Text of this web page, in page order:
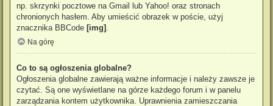
np. skrzynki pocztowe na Gmail lub Yahoo! oraz stronach
chronionych hasłem. Aby umieścić obrazek w poście, użyj
znacznika BBCode [img]
Na górę
Co to są ogłoszenia globalne?
Ogłoszenia globalne zawierają ważne informacje i należy zawsze je
czytać. Są one wyświetlane na górze każdego forum i w panelu
zarządzania kontem użytkownika. Uprawnienia zamieszczania